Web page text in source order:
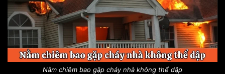
Nằm chiêm bao gặp cháy nhà không thể dập